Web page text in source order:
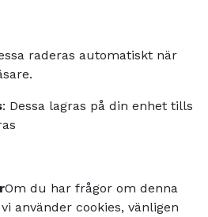
raderas automatiskt när
: Dessa lagras på din enhet tills
Om du har frågor om denna
använder cookies, vänligen